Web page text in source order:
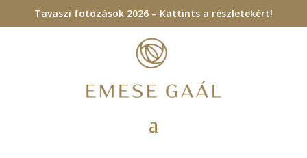
Tavaszi fotózások 2026 – Kattints a részletekért!